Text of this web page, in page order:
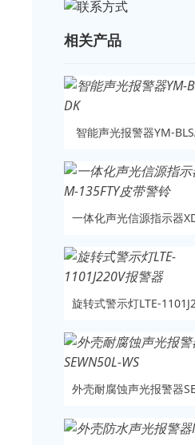
相关产品
智能声光报警器YM-